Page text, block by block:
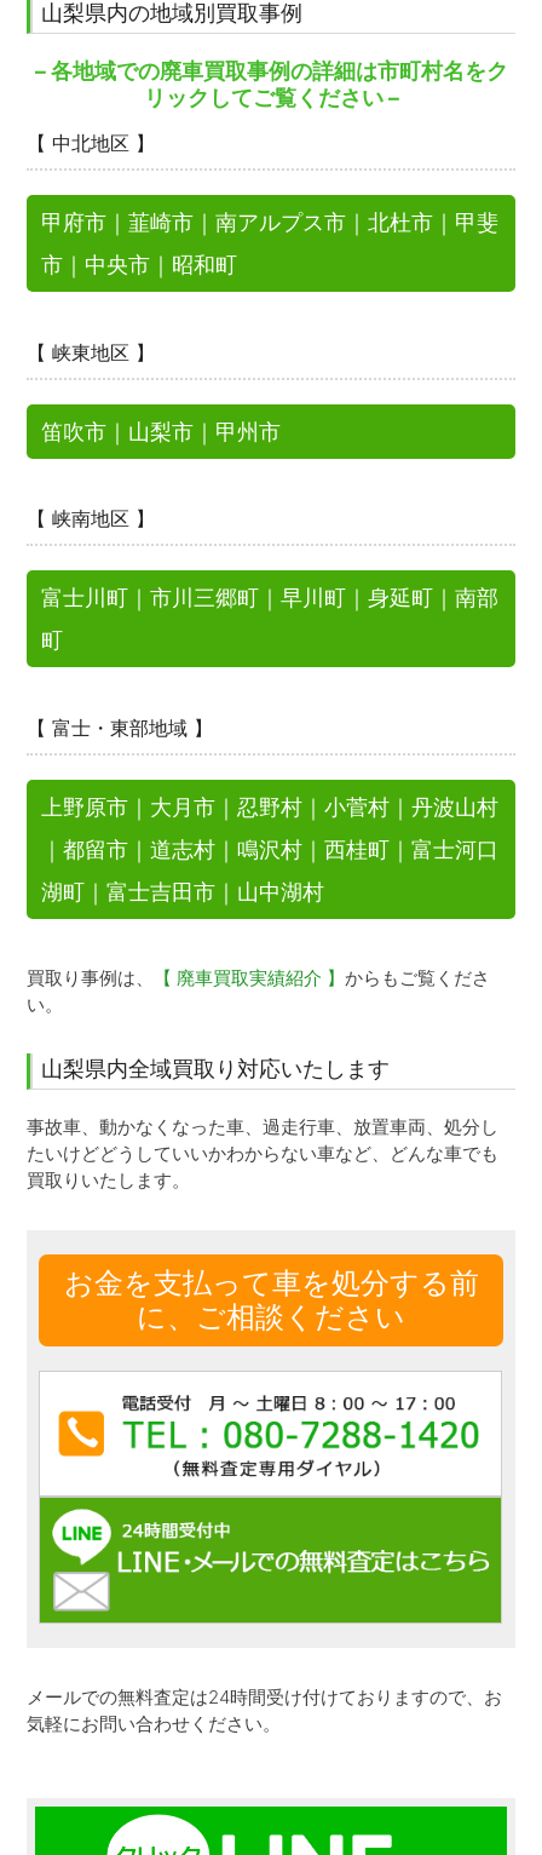
山梨県内の地域別買取事例
– 各地域での廃車買取事例の詳細は市町村名をク
リックしてご覧ください –
【 中北地区 】
甲府市 ｜韮崎市 ｜南アルプス市 ｜北杜市 ｜ 甲斐
市 ｜ 中央市 ｜ 昭和町
【 峡東地区 】
笛吹市 ｜ 山梨市 ｜ 甲州市
【 峡南地区 】
富士川町 ｜市川三郷町 ｜早川町 ｜身延町 ｜南部
町
【 富士・東部地域 】
上野原市 ｜ 大月市 ｜ 忍野村 ｜小菅村 ｜丹波山村
｜都留市 ｜道志村 ｜鳴沢村 ｜西桂町 ｜富士河口
湖町 ｜富士吉田市 ｜ 山中湖村
買取り事例は、 【 廃車買取実績紹介 】からもご覧くださ
い。
山梨県内全域買取り対応いたします
事故車、動かなくなった車、過走行車、放置車両、処分し
たいけどどうしていいかわからない車など、どんな車でも
買取りいたします。
お金を支払って車を処分する前
に、ご相談ください
メールでの無料査定は24時間受け付けておりますので、お
気軽にお問い合わせください。